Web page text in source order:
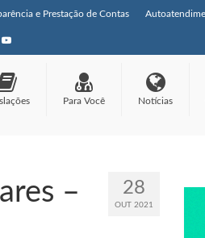
e Prestação de Contas
Para Você Notícias
28
OUT 2021
–